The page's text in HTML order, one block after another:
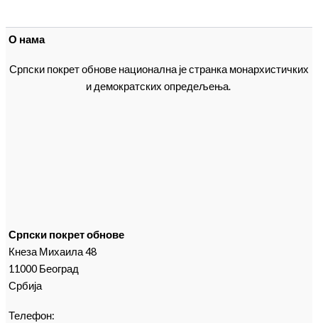
О нама
Српски покрет обнове национална је странка монархистичких
и демократских опредељења.
Српски покрет обнове
Кнеза Михаила 48
11000 Београд
Србија
Телефон: